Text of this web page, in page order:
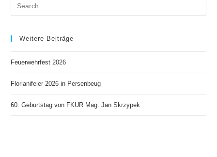
Weitere Beiträge
Feuerwehrfest 2026
Florianifeier 2026 in Persenbeug
60. Geburtstag von FKUR Mag. Jan Skrzypek